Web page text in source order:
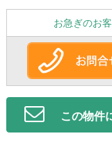
お急ぎのお
この物件